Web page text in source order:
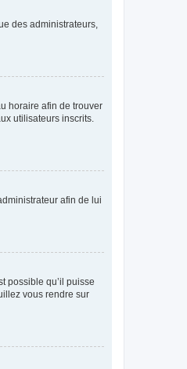
des administrateurs,
horaire afin de trouver
utilisateurs inscrits.
afin de lui
possible qu’il puisse
vous rendre sur